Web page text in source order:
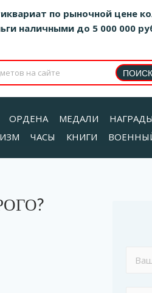
по рыночной цене
наличными до 5 000 000
ОРДЕНА МЕДАЛИ НАГРАДЫ
ЧАСЫ КНИГИ